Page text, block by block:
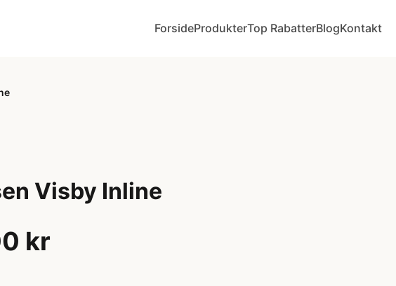
ForsideProdukterTop RabatterBlogKontakt
Visby Inline
kr